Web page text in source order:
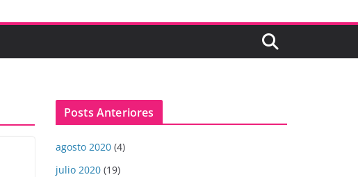
Posts Anteriores
agosto 2020 (4)
julio 2020 (19)